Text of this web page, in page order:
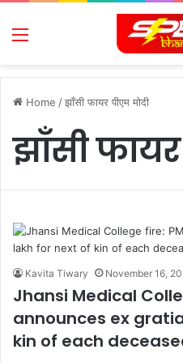
Menu
Home /झाँसी फायर पीएम मोदी
झाँसी
Kavita Tiwary November 16,
Jhansi Medical
announces ex
kin of each